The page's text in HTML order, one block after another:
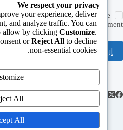
and website in this browser for the
next time I comment.
إرسال التعليق
الرئيسية الأطعام
We respect your privacy
your experience, deliver
and analyze traffic. You can
allow by clickingCustomize.
orReject All to decline
non-essential cookies.
All
All